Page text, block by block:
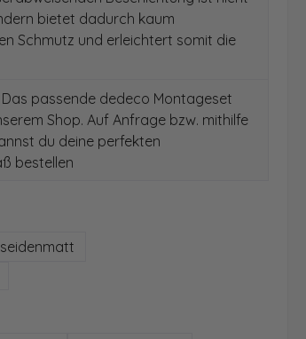
bietet dadurch kaum
Schmutz und erleichtert somit die
Das passende dedeco Montageset
Shop. Auf Anfrage bzw. mithilfe
du deine perfekten
bestellen